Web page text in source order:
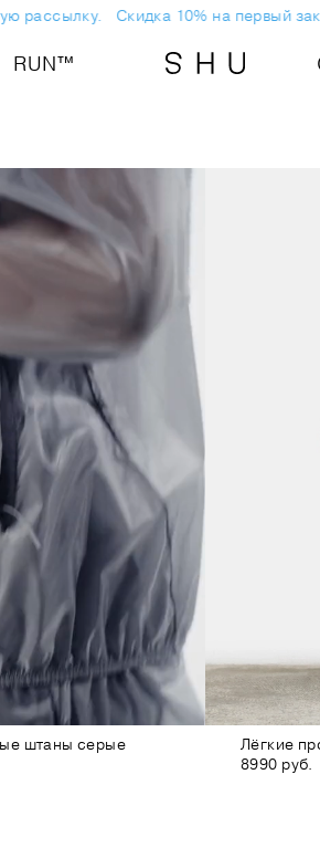
рассылку. Скидка 10% на первый
RUN™
штаны серые
Лёгкие
8990 руб.